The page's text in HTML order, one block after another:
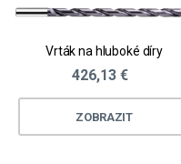
Vrták na hluboké díry
426,13 €
ZOBRAZIT